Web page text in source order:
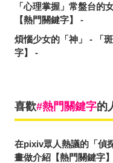
「心理掌握」常盤台的
【熱門關鍵字】 -
煩惱少女的「神」 - 「
字】 -
喜歡 熱門關鍵字的
在pixiv眾人熱議的「偵
畫做介紹【熱門關鍵字】